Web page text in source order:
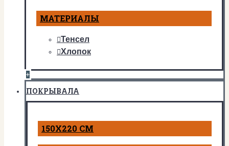
МАТЕРИАЛЫ
Тенсел
Хлопок
+
ПОКРЫВАЛА
150Х220 СМ